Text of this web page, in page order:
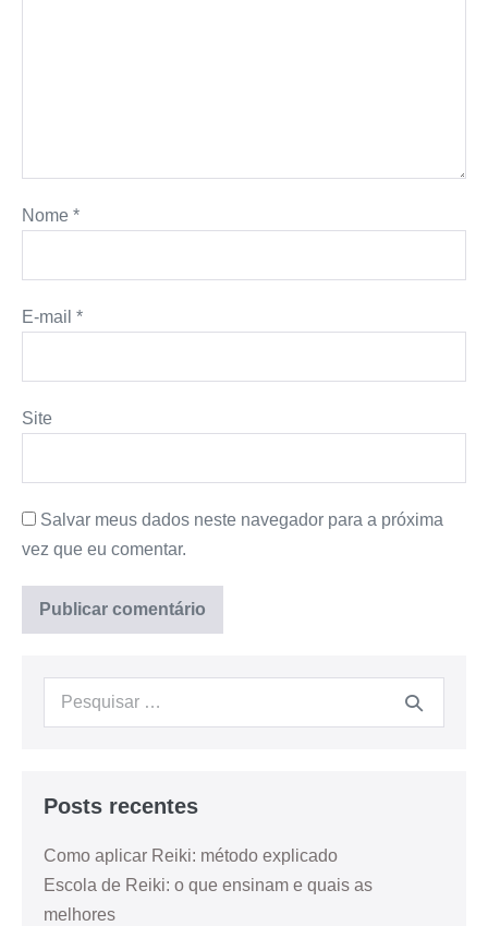
Nome *
E-mail *
Site
Salvar meus dados neste navegador para a próxima
vez que eu comentar.
Posts recentes
Como aplicar Reiki: método explicado
Escola de Reiki: o que ensinam e quais as
melhores